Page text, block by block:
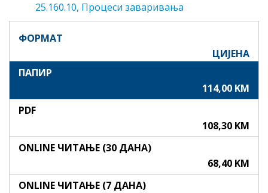
25.160.10, Прoцeси зaвaривaњa
ФОРМАТ
ЦИЈЕНА
ПАПИР
114,00 KM
PDF
108,30 KM
ONLINE ЧИТАЊЕ (30 ДАНА)
68,40 KM
ONLINE ЧИТАЊЕ (7 ДАНА)